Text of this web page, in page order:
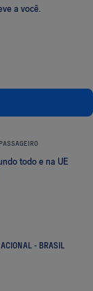
a você.
todo e na UE
- BRASIL